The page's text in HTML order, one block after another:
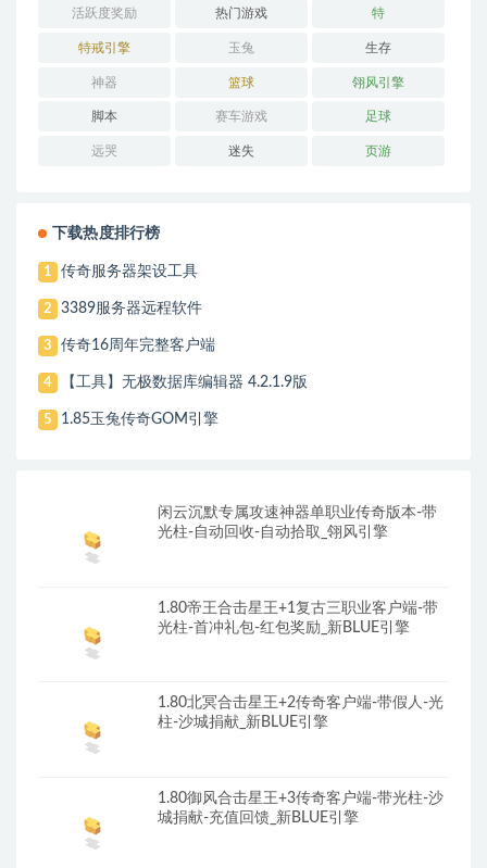
活跃度奖励 热门游戏 特
特戒引擎 玉兔 生存
神器 篮球 翎风引擎
脚本 赛车游戏 足球
远哭 迷失 页游
下载热度排行榜
1 传奇服务器架设工具
2 3389服务器远程软件
3 传奇16周年完整客户端
4 【工具】无极数据库编辑器 4.2.1.9版
5 1.85玉兔传奇GOM引擎
闲云沉默专属攻速神器单职业传奇版本-带
光柱-自动回收-自动拾取_翎风引擎
1.80帝王合击星王+1复古三职业客户端-带
光柱-首冲礼包-红包奖励_新BLUE引擎
1.80北冥合击星王+2传奇客户端-带假人-光
柱-沙城捐献_新BLUE引擎
1.80御风合击星王+3传奇客户端-带光柱-沙
城捐献-充值回馈_新BLUE引擎